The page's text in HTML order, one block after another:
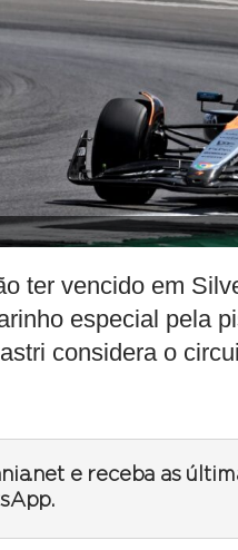
ter vencido em
especial pela
considera o
e receba as